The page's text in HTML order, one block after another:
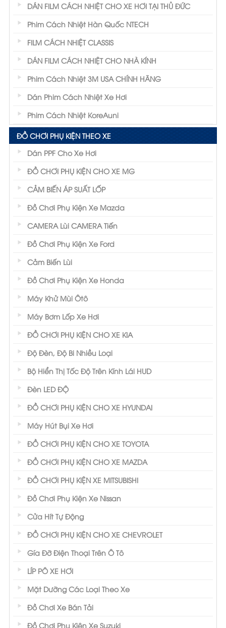
DÁN FILM CÁCH NHIỆT CHO XE HƠI TẠI THỦ ĐỨC
Phim Cách Nhiệt Hàn Quốc NTECH
FILM CÁCH NHIỆT CLASSIS
DÁN FILM CÁCH NHIỆT CHO NHÀ KÍNH
Phim Cách Nhiệt 3M USA CHÍNH HÃNG
Dán Phim Cách Nhiệt Xe Hơi
Phim Cách Nhiệt KoreAuni
ĐỒ CHƠI PHỤ KIỆN THEO XE
Dán PPF Cho Xe Hơi
ĐỒ CHƠI PHỤ KIỆN CHO XE MG
CẢM BIẾN ÁP SUẤT LỐP
Đồ Chơi Phụ Kiện Xe Mazda
CAMERA Lùi CAMERA Tiến
Đồ Chơi Phụ Kiện Xe Ford
Cảm Biến Lùi
Đồ Chơi Phụ Kiện Xe Honda
Máy Khử Mùi Ôtô
Máy Bơm Lốp Xe Hơi
ĐỒ CHƠI PHỤ KIỆN CHO XE KIA
Độ Đèn, Độ Bi Nhiều Loại
Bộ Hiển Thị Tốc Độ Trên Kính Lái HUD
Đèn LED ĐỘ
ĐỒ CHƠI PHỤ KIỆN CHO XE HYUNDAI
Máy Hút Bụi Xe Hơi
ĐỒ CHƠI PHỤ KIỆN CHO XE TOYOTA
ĐỒ CHƠI PHỤ KIỆN CHO XE MAZDA
ĐỒ CHƠI PHỤ KIỆN XE MITSUBISHI
Đồ Chơi Phụ Kiện Xe Nissan
Cửa Hít Tự Động
ĐỒ CHƠI PHỤ KIỆN CHO XE CHEVROLET
Gía Đỡ Điện Thoại Trên Ô Tô
LÍP PÔ XE HƠI
Mặt Dưỡng Các Loại Theo Xe
Đồ Chơi Xe Bán Tải
Đồ Chơi Phụ Kiện Xe Suzuki